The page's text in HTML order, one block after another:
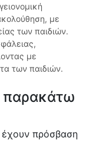
με
των παιδιών.
με
των παιδιών.
παρακάτω
έχουν πρόσβαση